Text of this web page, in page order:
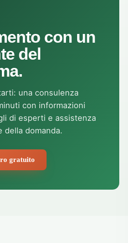
con un
del
una consulenza
con informazioni
di esperti e assistenza
della domanda.
gratuito